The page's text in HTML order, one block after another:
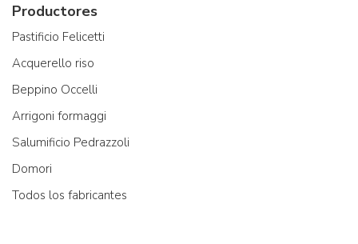
Productores
Pastificio Felicetti
Acquerello riso
Beppino Occelli
Arrigoni formaggi
Salumificio Pedrazzoli
Domori
Todos los fabricantes